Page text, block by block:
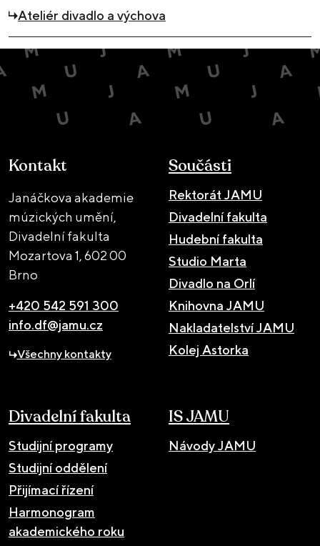
Ateliér divadlo a výchova
Kontakt
Janáčkova akademie
múzických umění,
Divadelní fakulta
Mozartova 1,602 00
Brno
+420 542 591 300
info.df@jamu.cz
Všechny kontakty
Součásti
Rektorát JAMU
Divadelní fakulta
Hudební fakulta
Studio Marta
Divadlo na Orlí
Knihovna JAMU
Nakladatelství JAMU
Kolej Astorka
Divadelní fakulta
Studijní programy
Studijní oddělení
Přijímací řízení
Harmonogram
akademického roku
IS JAMU
Návody JAMU